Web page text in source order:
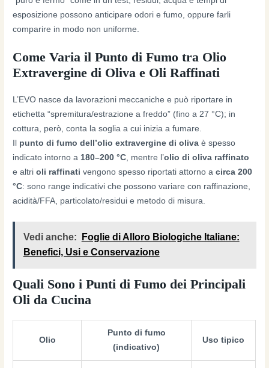
esposizione possono anticipare odori e fumo, oppure farli
comparire in modo non uniforme.
Come Varia il Punto di Fumo tra Olio
Extravergine di Oliva e Oli Raffinati
L’EVO nasce da lavorazioni meccaniche e può riportare in
etichetta “spremitura/estrazione a freddo” (fino a 27 °C); in
cottura, però, conta la soglia a cui inizia a fumare.
punto di fumo dell’olio extravergine di oliva è spesso
indicato intorno a 180–200 °C, mentre l’olio di oliva raffinato
e altrioli raffinati vengono spesso riportati attorno acirca 200
°C: sono range indicativi che possono variare con raffinazione,
acidità/FFA, particolato/residui e metodo di misura.
Vedi anche:
Foglie di Alloro Biologiche Italiane:
Benefici, Usi e Conservazione
Quali Sono i Punti di Fumo dei Principali
Oli da Cucina
Olio
Punto di fumo
(indicativo)
Uso tipico